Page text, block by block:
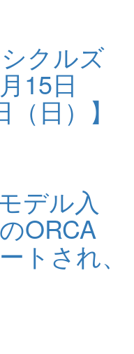
クルズ
15日
（日）】
デル入
ORCA
トされ、